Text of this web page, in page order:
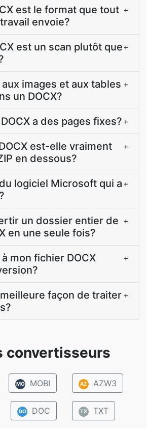
est le format que tout
envoie?
+
est un scan plutôt que+
images et aux tables
un DOCX?
+
a des pages fixes? +
est-elle vraiment
en dessous?
+
logiciel Microsoft qui a +
un dossier entier de
en une seule fois?
+
mon fichier DOCX
+
façon de traiter +
convertisseurs
MO MOBI AZ AZW3
DO DOC TX TXT